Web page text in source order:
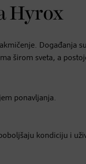
Hyrox
Događanja
širom sveta, a
ponavljanja.
kondiciju i